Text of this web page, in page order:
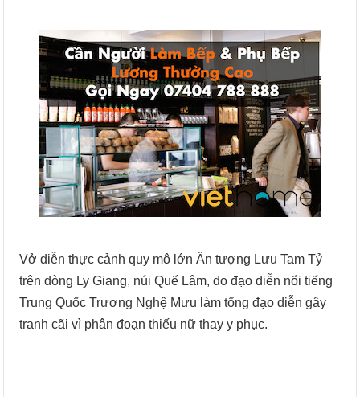
Vở diễn thực cảnh quy mô lớn Ấn tượng Lưu Tam Tỷ
trên dòng Ly Giang, núi Quế Lâm, do đạo diễn nổi tiếng
Trung Quốc Trương Nghệ Mưu làm tổng đạo diễn gây
tranh cãi vì phân đoạn thiếu nữ thay y phục.